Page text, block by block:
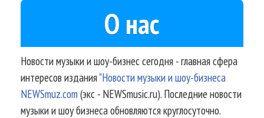
О нас
Новости музыки и шоу-бизнес сегодня - главная сфера
интересов издания"Новости музыки и шоу-бизнеса
NEWSmuz.com(экс - NEWSmusic.ru). Последние новости
музыки и шоу бизнеса обновляются круглосуточно.